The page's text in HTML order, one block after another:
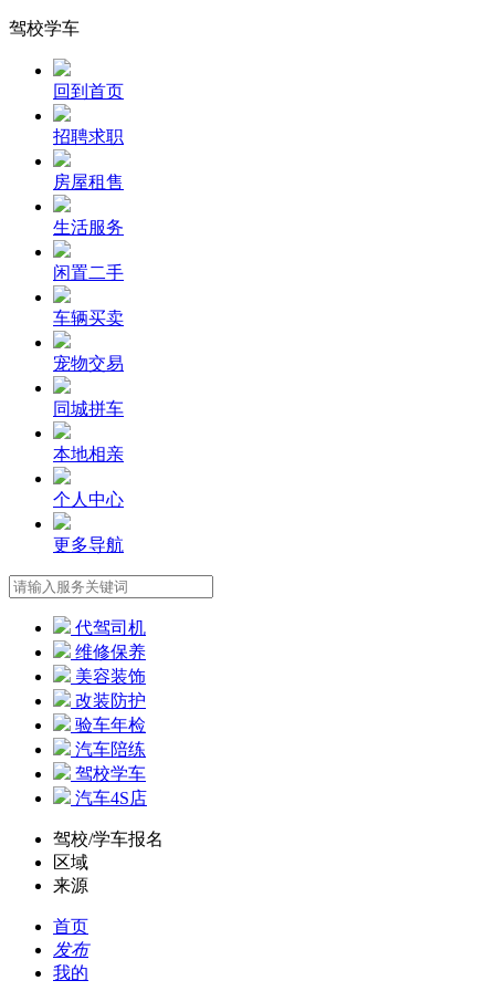
驾校学车
回到首页
招聘求职
房屋租售
生活服务
闲置二手
车辆买卖
宠物交易
同城拼车
本地相亲
个人中心
更多导航
代驾司机
维修保养
美容装饰
改装防护
验车年检
汽车陪练
驾校学车
汽车4S店
驾校/学车报名
区域
来源
首页
发布
我的